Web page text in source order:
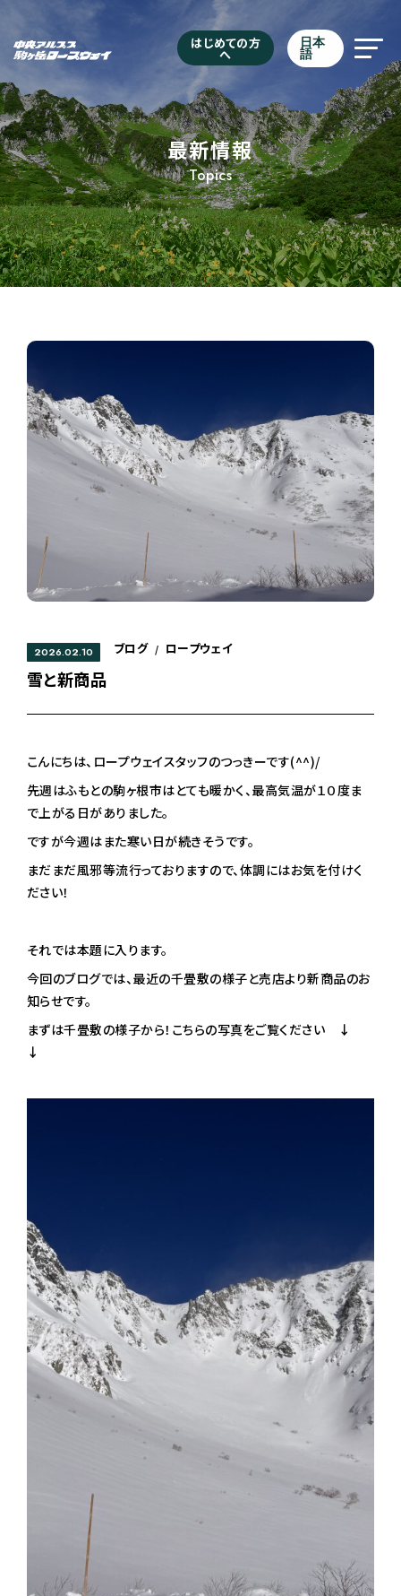
はじめての方
へ
日本
語
最新情報
Topics
2026.02.10 ブログ / ロープウェイ
雪と新商品
こんにちは、ロープウェイスタッフのつっきーです(^^)/
先週はふもとの駒ヶ根市はとても暖かく、最高気温が１０度ま
で上がる日がありました。
ですが今週はまた寒い日が続きそうです。
まだまだ風邪等流行っておりますので、体調にはお気を付けく
ださい！
それでは本題に入ります。
今回のブログでは、最近の千畳敷の様子と売店より新商品のお
知らせです。
まずは千畳敷の様子から！こちらの写真をご覧ください
↓
↓